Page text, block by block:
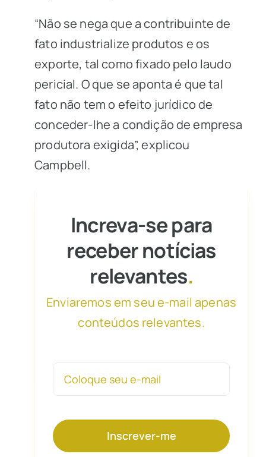
“Não se nega que a contribuinte de
fato industrialize produtos e os
exporte, tal como fixado pelo laudo
pericial. O que se aponta é que tal
fato não tem o efeito jurídico de
conceder-lhe a condição de empresa
produtora exigida”, explicou
Campbell.
Increva-se para
receber notícias
relevantes.
Enviaremos em seu e-mail apenas
conteúdos relevantes.
Inscrever-me